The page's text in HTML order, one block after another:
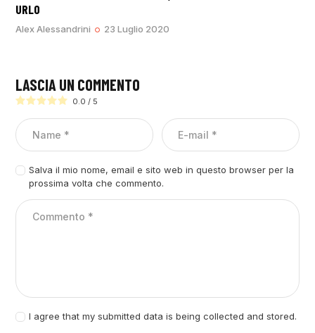
URLO
Alex Alessandrini 23 Luglio 2020
LASCIA UN COMMENTO
0.0 / 5
Salva il mio nome, email e sito web in questo browser per la
prossima volta che commento.
I agree that my submitted data is being collected and stored.